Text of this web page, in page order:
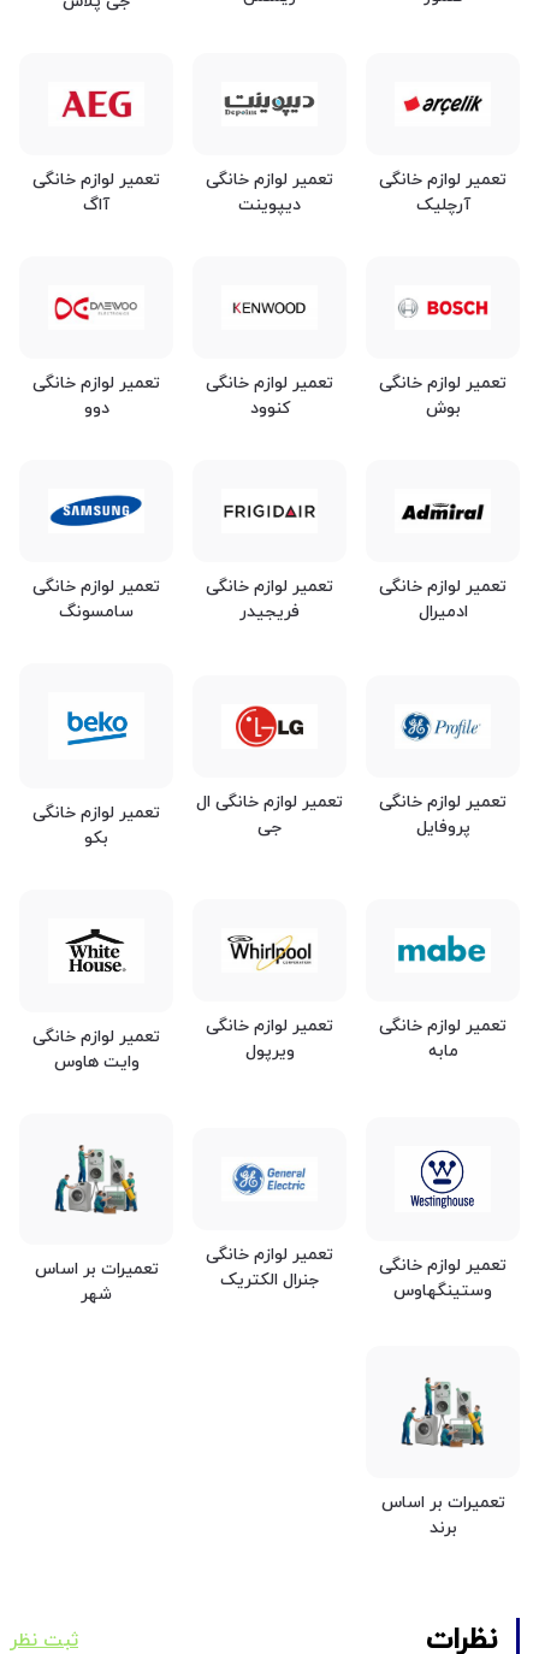
تعمیر لوازم خانگی
آرچلیک
تعمیر لوازم خانگی
دیپوینت
تعمیر لوازم خانگی
آاگ
تعمیر لوازم خانگی
بوش
تعمیر لوازم خانگی
کنوود
تعمیر لوازم خانگی
دوو
تعمیر لوازم خانگی
ادمیرال
تعمیر لوازم خانگی
فریجیدر
تعمیر لوازم خانگی
سامسونگ
تعمیر لوازم خانگی
پروفایل
تعمیر لوازم خانگی ال
جی
تعمیر لوازم خانگی
بکو
تعمیر لوازم خانگی
مابه
تعمیر لوازم خانگی
ویرپول
تعمیر لوازم خانگی
وایت هاوس
تعمیر لوازم خانگی
وستینگهاوس
تعمیر لوازم خانگی
جنرال الکتریک
تعمیرات بر اساس
شهر
تعمیرات بر اساس
برند
نظرات ثبت نظر